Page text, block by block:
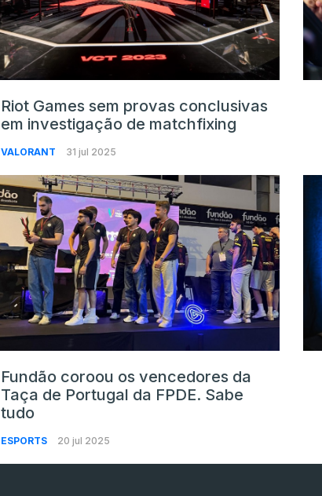
Riot Games sem provas conclusivas
em investigação de matchfixing
VALORANT 31 jul 2025
Fundão coroou os vencedores da
Taça de Portugal da FPDE. Sabe
tudo
ESPORTS 20 jul 2025